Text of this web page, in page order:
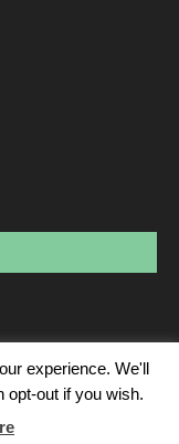
experience. We'll
opt-out if you wish.